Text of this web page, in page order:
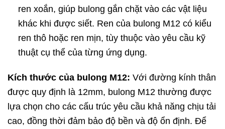
ren xoắn, giúp bulong gắn chặt vào các vật liệu
khác khi được siết. Ren của bulong M12 có kiểu
ren thô hoặc ren mịn, tùy thuộc vào yêu cầu kỹ
thuật cụ thể của từng ứng dụng.
Kích thước của bulong M12: Với đường kính thân
được quy định là 12mm, bulong M12 thường được
lựa chọn cho các cấu trúc yêu cầu khả năng chịu tải
cao, đồng thời đảm bảo độ bền và độ ổn định. Để